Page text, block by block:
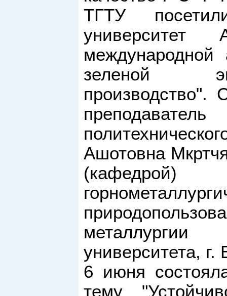
ТГТУ
международной
зеленой
Ашотовна
металлургии
университета,
6 июня
тему